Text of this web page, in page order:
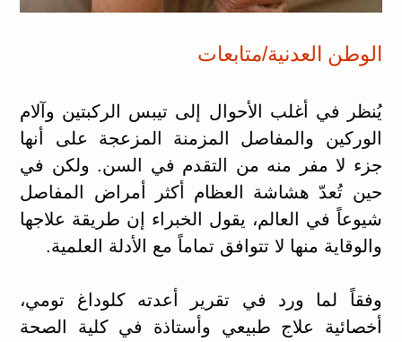
الوطن العدنية/متابعات
يُنظر في أغلب الأحوال إلى تيبس الركبتين وآلام
الوركين والمفاصل المزمنة المزعجة على أنها
جزء لا مفر منه من التقدم في السن. ولكن في
حين تُعدّ هشاشة العظام أكثر أمراض المفاصل
شيوعاً في العالم، يقول الخبراء إن طريقة علاجها
والوقاية منها لا تتوافق تماماً مع الأدلة العلمية.
وفقاً لما ورد في تقرير أعدته كلوداغ تومي،
أخصائية علاج طبيعي وأستاذة في كلية الصحة